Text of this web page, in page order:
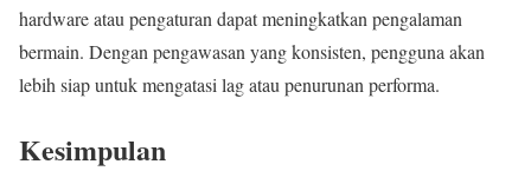
hardware atau pengaturan dapat meningkatkan pengalaman
bermain. Dengan pengawasan yang konsisten, pengguna akan
lebih siap untuk mengatasi lag atau penurunan performa.
Kesimpulan